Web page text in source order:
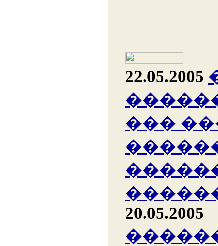
22.05.2005
���
20.05.2005